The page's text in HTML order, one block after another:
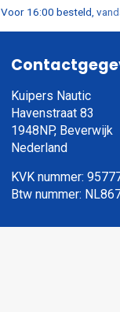
Voor 16:00 besteld,
Kuipers Nautic
Havenstraat 83
1948NP, Beverwijk
Nederland
KVK nummer:
Btw nummer: